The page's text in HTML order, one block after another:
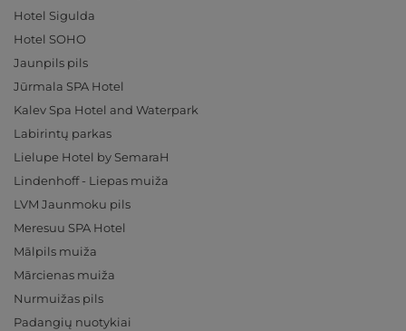
Hotel Sigulda
Hotel SOHO
Jaunpils pils
Jūrmala SPA Hotel
Kalev Spa Hotel and Waterpark
Labirintų parkas
Lielupe Hotel by SemaraH
Lindenhoff - Liepas muiža
LVM Jaunmoku pils
Meresuu SPA Hotel
Mālpils muiža
Mārcienas muiža
Nurmuižas pils
Padangių nuotykiai